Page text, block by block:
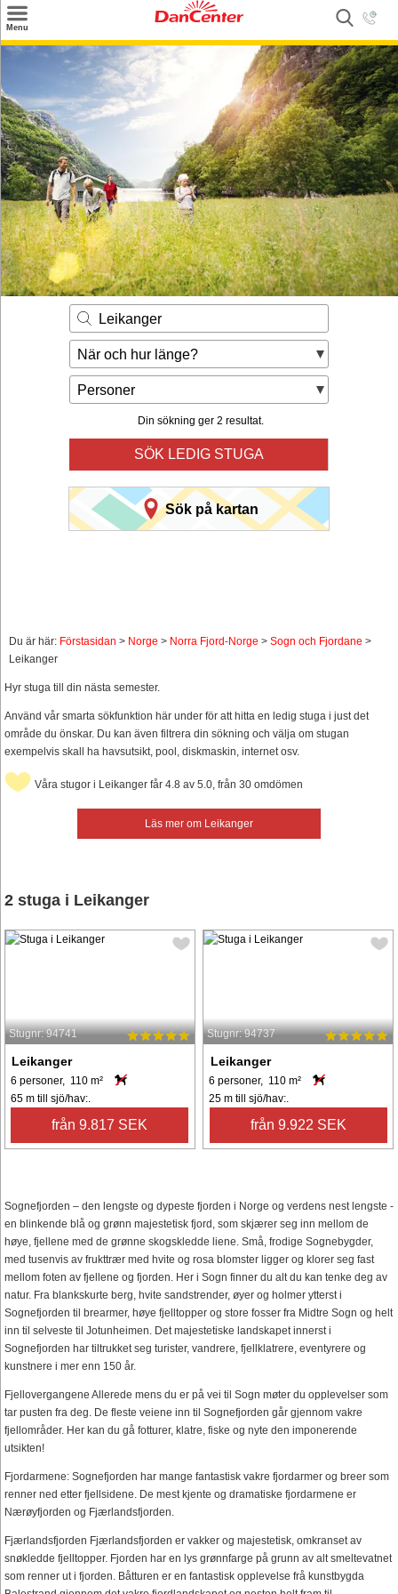
Menu
Sök
Inspiration
Info
Service
Kontakt
Husägare
Leikanger
När och hur länge?
Personer
Din sökning ger 2 resultat.
SÖK LEDIG STUGA
Sök på kartan
Du är här: Förstasidan > Norge > Norra Fjord-Norge > Sogn och Fjordane >
Leikanger
Hyr stuga till din nästa semester.
Använd vår smarta sökfunktion här under för att hitta en ledig stuga i just det
område du önskar. Du kan även filtrera din sökning och välja om stugan
exempelvis skall ha havsutsikt, pool, diskmaskin, internet osv.
Läs mer om Leikanger
Våra stugor i Leikanger får 4.8 av 5.0, från 30 omdömen
2 stuga i Leikanger
Stugnr: 94741
Leikanger
6 personer, 110 m²
65 m till sjö/hav:.
från 9.817 SEK
Stugnr: 94737
Leikanger
6 personer, 110 m²
25 m till sjö/hav:.
från 9.922 SEK
Sognefjorden – den lengste og dypeste fjorden i Norge og verdens nest lengste -
en blinkende blå og grønn majestetisk fjord, som skjærer seg inn mellom de
høye, fjellene med de grønne skogskledde liene. Små, frodige Sognebygder,
med tusenvis av frukttrær med hvite og rosa blomster ligger og klorer seg fast
mellom foten av fjellene og fjorden. Her i Sogn finner du alt du kan tenke deg av
natur. Fra blankskurte berg, hvite sandstrender, øyer og holmer ytterst i
Sognefjorden til brearmer, høye fjelltopper og store fosser fra Midtre Sogn og helt
inn til selveste til Jotunheimen. Det majestetiske landskapet innerst i
Sognefjorden har tiltrukket seg turister, vandrere, fjellklatrere, eventyrere og
kunstnere i mer enn 150 år.
Fjellovergangene Allerede mens du er på vei til Sogn møter du opplevelser som
tar pusten fra deg. De fleste veiene inn til Sognefjorden går gjennom vakre
fjellområder. Her kan du gå fotturer, klatre, fiske og nyte den imponerende
utsikten!
Fjordarmene: Sognefjorden har mange fantastisk vakre fjordarmer og breer som
renner ned etter fjellsidene. De mest kjente og dramatiske fjordarmene er
Nærøyfjorden og Fjærlandsfjorden.
Fjærlandsfjorden Fjærlandsfjorden er vakker og majestetisk, omkranset av
snøkledde fjelltopper. Fjorden har en lys grønnfarge på grunn av alt smeltevatnet
som renner ut i fjorden. Båtturen er en fantastisk opplevelse frå kunstbygda